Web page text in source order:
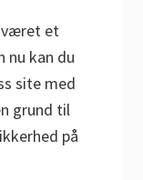
været et
nu kan du
site med
grund til
på